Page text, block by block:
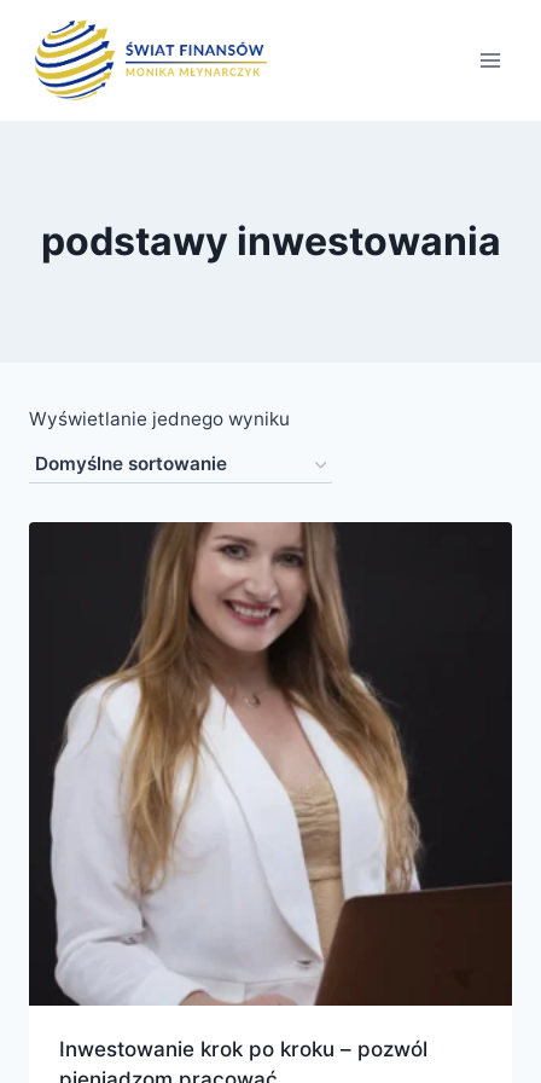
Przejdź
treści
podstawy inwestowania
Wyświetlanie jednego wyniku
Inwestowanie krok po kroku – pozwól